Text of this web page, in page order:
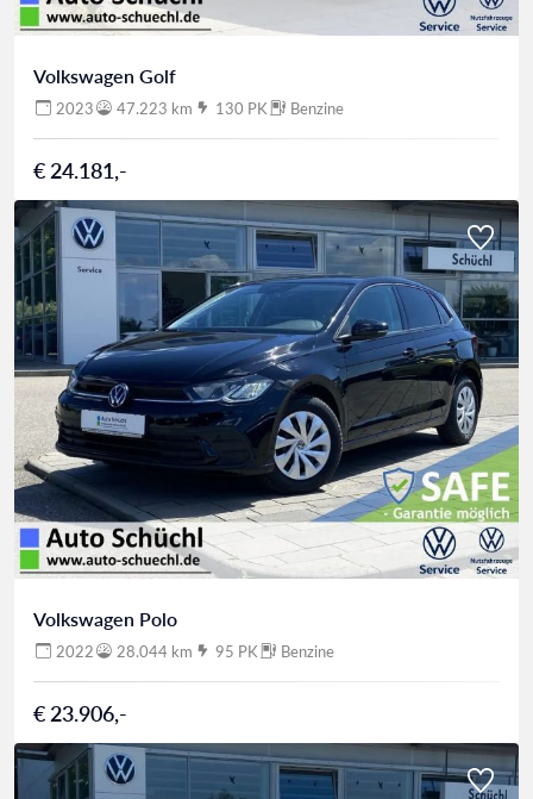
Volkswagen Golf
2023 47.223 km 130 PK Benzine
€ 24.181,-
Volkswagen Polo
2022 28.044 km 95 PK Benzine
€ 23.906,-